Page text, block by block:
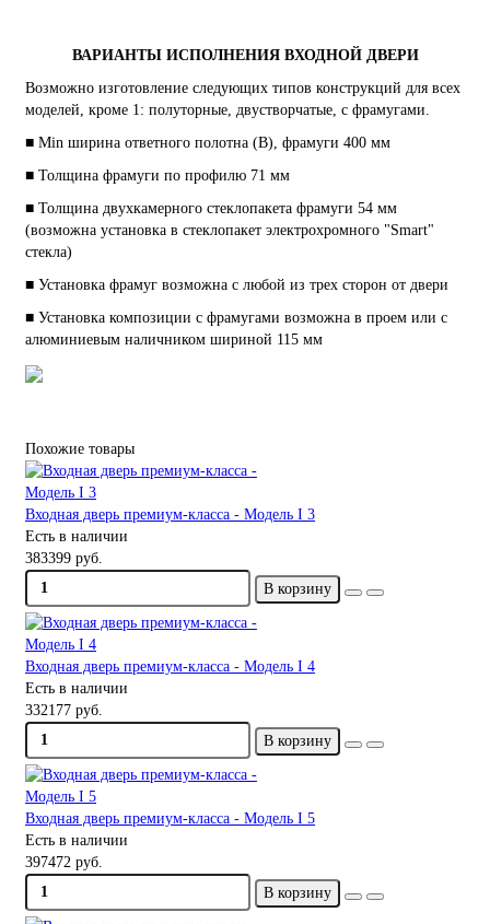
ВАРИАНТЫ ИСПОЛНЕНИЯ ВХОДНОЙ ДВЕРИ
Возможно изготовление следующих типов конструкций для всех
моделей, кроме 1: полуторные, двустворчатые, с фрамугами.
■ Min ширина ответного полотна (B), фрамуги 400 мм
■ Толщина фрамуги по профилю 71 мм
■ Толщина двухкамерного стеклопакета фрамуги 54 мм
(возможна установка в стеклопакет электрохромного "Smart"
стекла)
■ Установка фрамуг возможна с любой из трех сторон от двери
■ Установка композиции с фрамугами возможна в проем или с
алюминиевым наличником шириной 115 мм
Похожие товары
Входная дверь премиум-класса - Модель I 3
Есть в наличии
383399 руб.
В корзину
Входная дверь премиум-класса - Модель I 4
Есть в наличии
332177 руб.
В корзину
Входная дверь премиум-класса - Модель I 5
Есть в наличии
397472 руб.
В корзину